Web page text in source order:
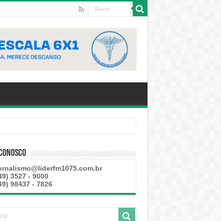
3527 - 9000
98437 - 7826